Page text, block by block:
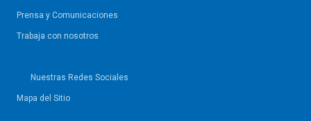
Prensa y Comunicaciones
Trabaja con nosotros
Nuestras Redes Sociales
Mapa del Sitio